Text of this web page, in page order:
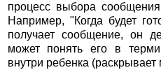
процесс выбора
Например, "Когда будет
получает сообщение, он
может понять его в
внутри ребенка (раскрывает